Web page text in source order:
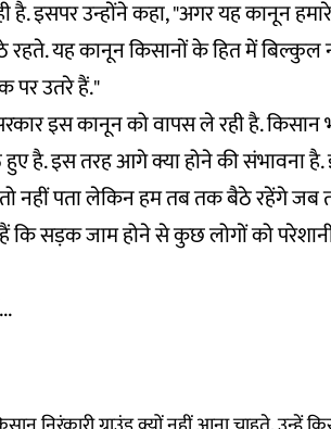
इसपर उन्होंने कहा, "अगर यह कानून हमारे
यह कानून किसानों के हित में बिल्कुल
पर उतरे हैं."
इस कानून को वापस ले रही है. किसान
है. इस तरह आगे क्या होने की संभावना
नहीं पता लेकिन हम तब तक बैठे रहेंगे
सड़क जाम होने से कुछ लोगों को परेशानी